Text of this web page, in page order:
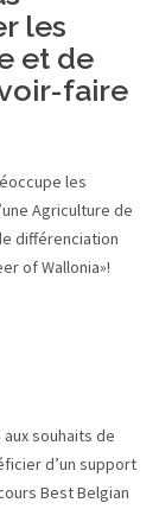
les
et de
faire
les
Agriculture de
différenciation
of Wallonia»!
souhaits de
d’un support
Best Belgian